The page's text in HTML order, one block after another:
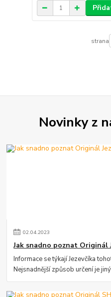
strana
Novinky z
02.04.2023
Jak snadno poznat Originál
Informace se týkají Jezevčíka
Nejsnadnější způsob určení je